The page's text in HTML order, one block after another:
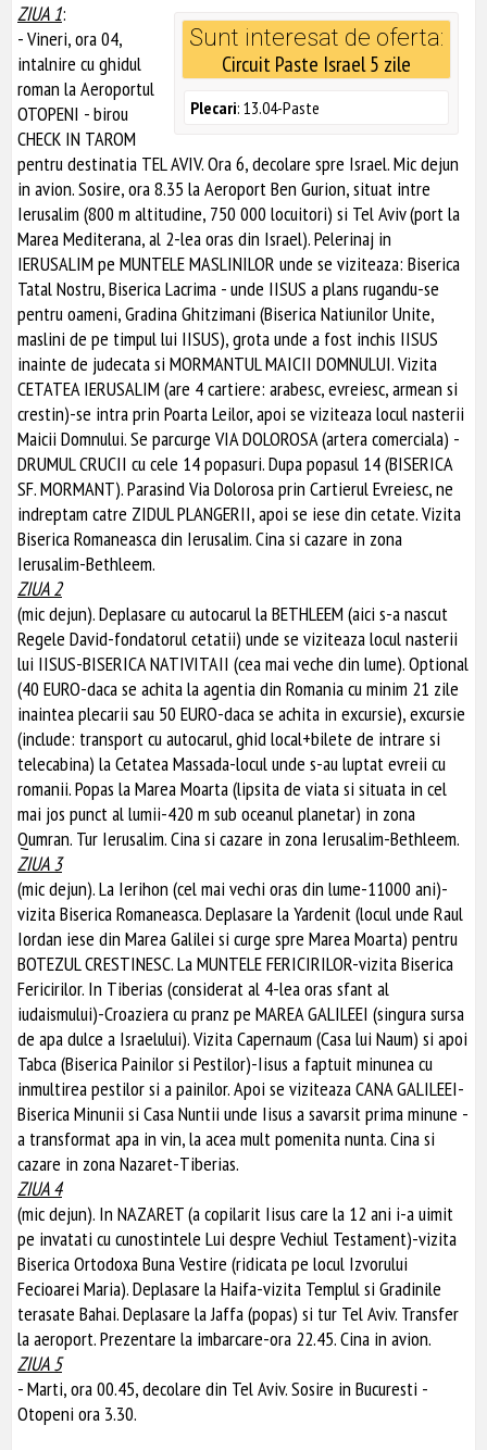
Sunt interesat de oferta:
Circuit Paste Israel 5 zile
Plecari: 13.04-Paste
ZIUA 1:
- Vineri, ora 04,
intalnire cu ghidul
roman la Aeroportul
OTOPENI - birou
CHECK IN TAROM
pentru destinatia TEL AVIV. Ora 6, decolare spre Israel. Mic dejun
in avion. Sosire, ora 8.35 la Aeroport Ben Gurion, situat intre
Ierusalim (800 m altitudine, 750 000 locuitori) si Tel Aviv (port la
Marea Mediterana, al 2-lea oras din Israel). Pelerinaj in
IERUSALIM pe MUNTELE MASLINILOR unde se viziteaza: Biserica
Tatal Nostru, Biserica Lacrima - unde IISUS a plans rugandu-se
pentru oameni, Gradina Ghitzimani (Biserica Natiunilor Unite,
maslini de pe timpul lui IISUS), grota unde a fost inchis IISUS
inainte de judecata si MORMANTUL MAICII DOMNULUI. Vizita
CETATEA IERUSALIM (are 4 cartiere: arabesc, evreiesc, armean si
crestin)-se intra prin Poarta Leilor, apoi se viziteaza locul nasterii
Maicii Domnului. Se parcurge VIA DOLOROSA (artera comerciala) -
DRUMUL CRUCII cu cele 14 popasuri. Dupa popasul 14 (BISERICA
SF. MORMANT). Parasind Via Dolorosa prin Cartierul Evreiesc, ne
indreptam catre ZIDUL PLANGERII, apoi se iese din cetate. Vizita
Biserica Romaneasca din Ierusalim. Cina si cazare in zona
Ierusalim-Bethleem.
ZIUA 2
(mic dejun). Deplasare cu autocarul la BETHLEEM (aici s-a nascut
Regele David-fondatorul cetatii) unde se viziteaza locul nasterii
lui IISUS-BISERICA NATIVITAII (cea mai veche din lume). Optional
(40 EURO-daca se achita la agentia din Romania cu minim 21 zile
inaintea plecarii sau 50 EURO-daca se achita in excursie), excursie
(include: transport cu autocarul, ghid local+bilete de intrare si
telecabina) la Cetatea Massada-locul unde s-au luptat evreii cu
romanii. Popas la Marea Moarta (lipsita de viata si situata in cel
mai jos punct al lumii-420 m sub oceanul planetar) in zona
Qumran. Tur Ierusalim. Cina si cazare in zona Ierusalim-Bethleem.
ZIUA 3
(mic dejun). La Ierihon (cel mai vechi oras din lume-11000 ani)-
vizita Biserica Romaneasca. Deplasare la Yardenit (locul unde Raul
Iordan iese din Marea Galilei si curge spre Marea Moarta) pentru
BOTEZUL CRESTINESC. La MUNTELE FERICIRILOR-vizita Biserica
Fericirilor. In Tiberias (considerat al 4-lea oras sfant al
iudaismului)-Croaziera cu pranz pe MAREA GALILEEI (singura sursa
de apa dulce a Israelului). Vizita Capernaum (Casa lui Naum) si apoi
Tabca (Biserica Painilor si Pestilor)-Iisus a faptuit minunea cu
inmultirea pestilor si a painilor. Apoi se viziteaza CANA GALILEEI-
Biserica Minunii si Casa Nuntii unde Iisus a savarsit prima minune -
a transformat apa in vin, la acea mult pomenita nunta. Cina si
cazare in zona Nazaret-Tiberias.
ZIUA 4
(mic dejun). In NAZARET (a copilarit Iisus care la 12 ani i-a uimit
pe invatati cu cunostintele Lui despre Vechiul Testament)-vizita
Biserica Ortodoxa Buna Vestire (ridicata pe locul Izvorului
Fecioarei Maria). Deplasare la Haifa-vizita Templul si Gradinile
terasate Bahai. Deplasare la Jaffa (popas) si tur Tel Aviv. Transfer
la aeroport. Prezentare la imbarcare-ora 22.45. Cina in avion.
ZIUA 5
- Marti, ora 00.45, decolare din Tel Aviv. Sosire in Bucuresti -
Otopeni ora 3.30.